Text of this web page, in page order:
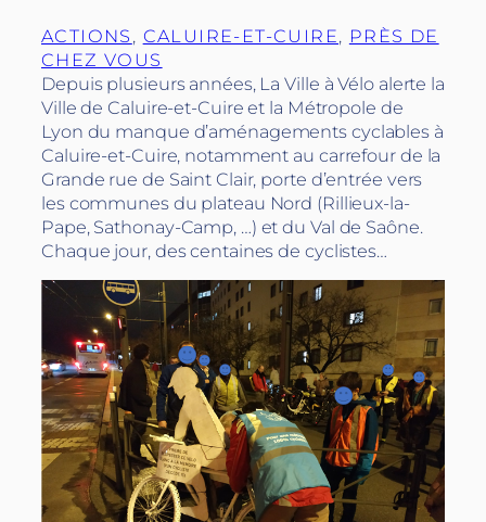
ACTIONS , CALUIRE-ET-CUIRE, PRÈS DE
CHEZ VOUS
Depuis plusieurs années, La Ville à Vélo alerte la
Ville de Caluire-et-Cuire et la Métropole de
Lyon du manque d’aménagements cyclables à
Caluire-et-Cuire, notamment au carrefour de la
Grande rue de Saint Clair, porte d’entrée vers
les communes du plateau Nord (Rillieux-la-
Pape, Sathonay-Camp, …) et du Val de Saône.
Chaque jour, des centaines de cyclistes…